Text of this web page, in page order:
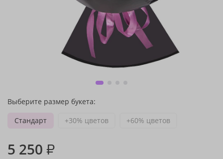
Выберите размер букета:
Стандарт
+30% цветов +60% цветов
5 250 ₽